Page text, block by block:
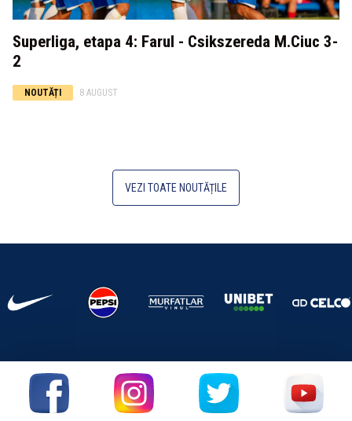
Superliga, etapa 4: Farul - Csikszereda M.Ciuc 3-
2
NOUTĂȚI 8 AUGUST
VEZI TOATE NOUTĂȚILE